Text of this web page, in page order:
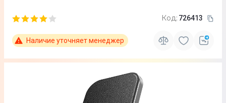
Код: 726413
Наличие уточняет менеджер